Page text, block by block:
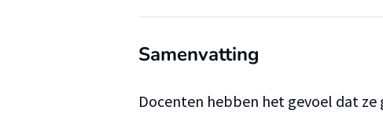
Samenvatting
Docenten hebben het gevoel dat